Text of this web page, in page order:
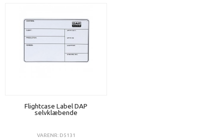
Flightcase Label DAP
selvklæbende
VARENR: D5131